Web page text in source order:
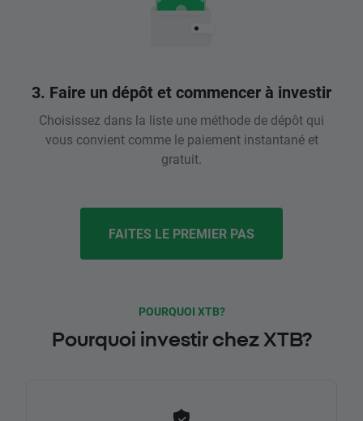
3. Faire un dépôt et commencer à investir
Choisissez dans la liste une méthode de dépôt qui
vous convient comme le paiement instantané et
gratuit.
FAITES LE PREMIER PAS
POURQUOI XTB?
Pourquoi investir chez XTB?